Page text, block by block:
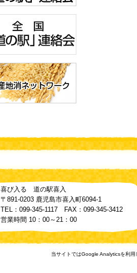
喜び入る 道の駅喜入
〒891-0203 鹿児島市喜入町6094-1
TEL：099-345-1117 FAX：099-345-3412
営業時間 10：00～21：00
当サイトではGoogle Analyticsを利